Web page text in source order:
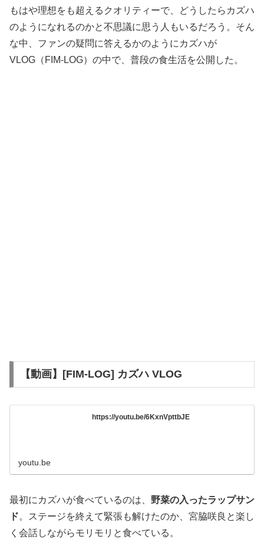
もはや理想をも超えるクオリティーで、どうしたらカズハ
のようになれるのかと不思議に思う人もいるだろう。そん
な中、ファンの疑問に答えるかのようにカズハが
VLOG（FIM-LOG）の中で、普段の食生活を公開した。
【動画】[FIM-LOG] カズハ VLOG
https://youtu.be/6KxnVpttbJE
youtu.be
最初にカズハが食べているのは、 野菜の入ったラップサン
ド。ステージを終えて緊張も解けたのか、宮脇咲良と楽し
く会話しながらモリモリと食べている。